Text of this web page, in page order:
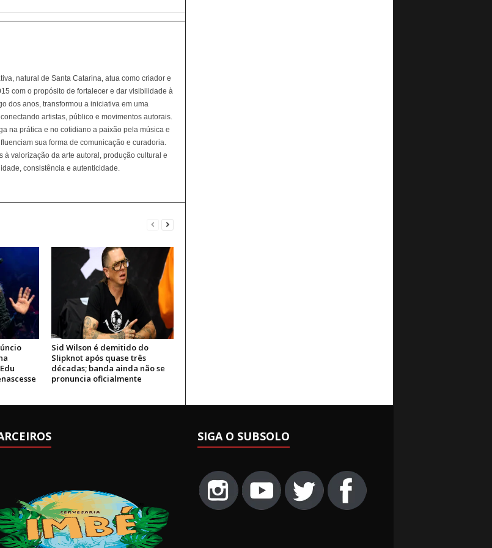
natural de Santa Catarina, atua como criador e
com o propósito de fortalecer e dar visibilidade à
dos anos, transformou a iniciativa em uma
artistas, público e movimentos autorais.
na prática e no cotidiano a paixão pela música e
sua forma de comunicação e curadoria.
à valorização da arte autoral, produção cultural e
consistência e autenticidade.
Sid Wilson é demitido do
Slipknot após quase três
décadas; banda ainda não se
pronuncia oficialmente
SIGA O SUBSOLO